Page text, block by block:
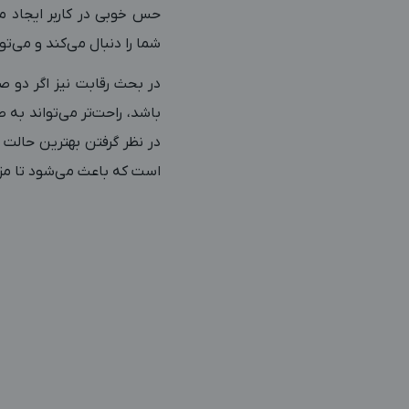
حس خوبی در کاربر
شما را دنبال می‌کند و
باشد، راحت‌تر می‌تواند
در نظر گرفتن بهترین
است که باعث می‌شود تا